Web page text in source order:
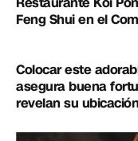
Feng Shui en el
Colocar este
asegura buena
revelan su